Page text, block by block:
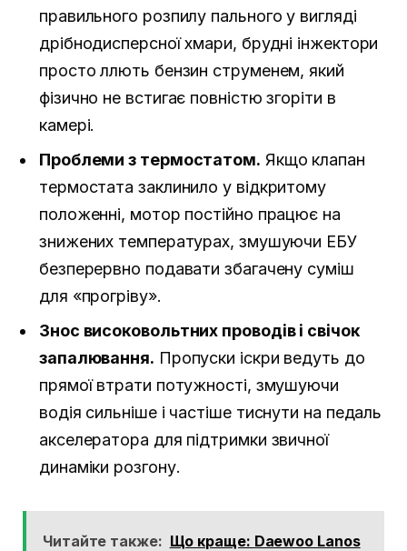
правильного розпилу пального у вигляді
дрібнодисперсної хмари, брудні інжектори
просто ллють бензин струменем, який
фізично не встигає повністю згоріти в
камері.
Проблеми з термостатом. Якщо клапан
термостата заклинило у відкритому
положенні, мотор постійно працює на
знижених температурах, змушуючи ЕБУ
безперервно подавати збагачену суміш
для «прогріву».
Знос високовольтних проводів і свічок
запалювання. Пропуски іскри ведуть до
прямої втрати потужності, змушуючи
водія сильніше і частіше тиснути на педаль
акселератора для підтримки звичної
динаміки розгону.
Читайте также: Що краще: Daewoo Lanos